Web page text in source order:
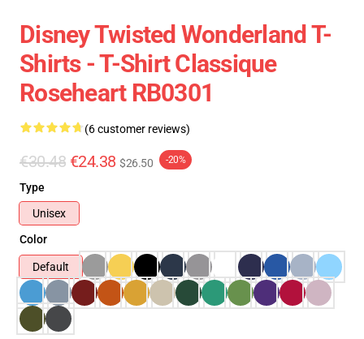
Disney Twisted Wonderland T-
Shirts - T-Shirt Classique
Roseheart RB0301
(6 customer reviews)
€30.48 €24.38 $26.50 -20%
Type
Unisex
Color
Default